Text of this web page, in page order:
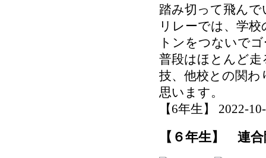
踏み切って飛ん
リレーでは、学
トンをつないで
普段はほとんど
技、他校との関
思います。
【6年生】 2022-
【６年生】 連